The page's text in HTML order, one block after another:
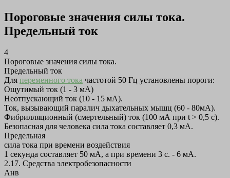
Пороговые значения силы тока.
Предельный ток
4
Пороговые значения силы тока.
Предельный ток
Для переменного тока частотой 50 Гц установлены пороги:
Ощутимый ток (1 - 3 мА)
Неотпускающий ток (10 - 15 мА).
Ток, вызывающий паралич дыхательных мышц (60 - 80мА).
Фибрилляционный (смертельный) ток (100 мА при t > 0,5 c).
Безопасная для человека сила тока составляет 0,3 мА.
Предельная
сила тока при времени воздействия
1 секунда составляет 50 мА, а при времени 3 с. - 6 мА.
2.17. Средства электробезопасности
Анв